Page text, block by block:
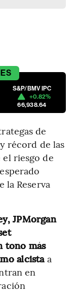
S&P/BMV IPC
+0.82%
66,938.64
de
récord de las
riesgo de
la Reserva
JPMorgan
tono más
alcista a
en